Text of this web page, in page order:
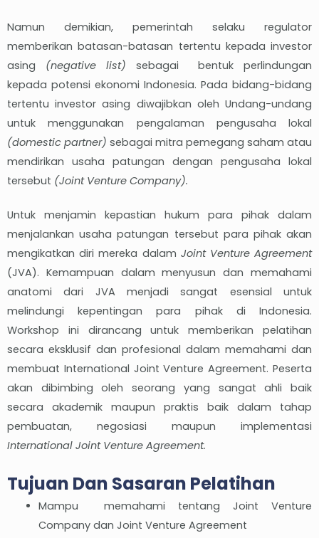
Namun demikian, pemerintah selaku regulator
memberikan batasan-batasan tertentu kepada investor
asing (negative list) sebagai bentuk perlindungan
kepada potensi ekonomi Indonesia. Pada bidang-bidang
tertentu investor asing diwajibkan oleh Undang-undang
untuk menggunakan pengalaman pengusaha lokal
(domestic partner) sebagai mitra pemegang saham atau
mendirikan usaha patungan dengan pengusaha lokal
tersebut (Joint Venture Company).
Untuk menjamin kepastian hukum para pihak dalam
menjalankan usaha patungan tersebut para pihak akan
mengikatkan diri mereka dalam Joint Venture Agreement
(JVA). Kemampuan dalam menyusun dan memahami
anatomi dari JVA menjadi sangat esensial untuk
melindungi kepentingan para pihak di Indonesia.
Workshop ini dirancang untuk memberikan pelatihan
secara eksklusif dan profesional dalam memahami dan
membuat International Joint Venture Agreement. Peserta
akan dibimbing oleh seorang yang sangat ahli baik
secara akademik maupun praktis baik dalam tahap
pembuatan, negosiasi maupun implementasi
International Joint Venture Agreement.
Tujuan Dan Sasaran Pelatihan
Mampu memahami tentang Joint Venture
Company dan Joint Venture Agreement